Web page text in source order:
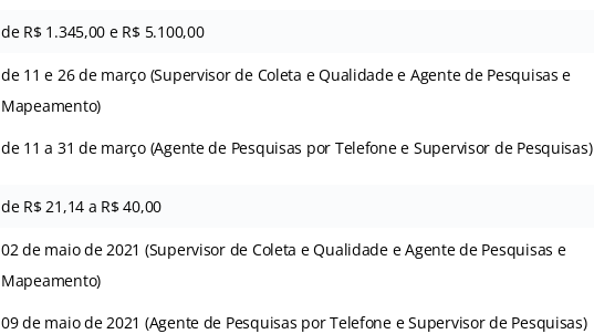
de R$ 1.345,00 e R$ 5.100,00
de 11 e 26 de março (Supervisor de Coleta e Qualidade e Agente de Pesquisas e
Mapeamento)
de 11 a 31 de março (Agente de Pesquisas por Telefone e Supervisor de Pesquisas)
de R$ 21,14 a R$ 40,00
02 de maio de 2021 (Supervisor de Coleta e Qualidade e Agente de Pesquisas e
Mapeamento)
09 de maio de 2021 (Agente de Pesquisas por Telefone e Supervisor de Pesquisas)